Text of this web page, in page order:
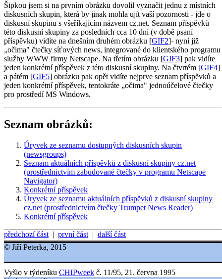
Šipkou jsem si na prvním obrázku dovolil vyznačit jednu z místních
diskusních skupin, která by jinak mohla ujít vaší pozornosti - jde o
diskusní skupinu s všeříkajícím názvem cz.net. Seznam příspěvků
této diskusní skupiny za posledních cca 10 dní (v době psaní
příspěvku) vidíte na dnešním druhém obrázku [GIF2]- nyní již
„očima" čtečky síťových news, integrované do klientského programu
služby WWW firmy Netscape. Na třetím obrázku [GIF3] pak vidíte
jeden konkrétní příspěvek z této diskusní skupiny. Na čtvrtém [GIF4]
a pátém [GIF5] obrázku pak opět vidíte nejprve seznam příspěvků a
jeden konkrétní příspěvek, tentokráte „očima" jednoúčelové čtečky
pro prostředí MS Windows.
Seznam obrázků:
Úryvek ze seznamu dostupných diskusních skupin
(newsgroups)
Seznam aktuálních příspěvků z diskusní skupiny cz.net
(prostřednictvím zabudované čtečky v programu Netscape
Navigator)
Konkrétní příspěvek
Úryvek ze seznamu aktuálních příspěvků z diskusní skupiny
cz.net (prostřednictvím čtečky Trumpet News Reader)
Konkrétní příspěvek
předchozí část | první část | další část
© Jiří Peterka, 2015
Vyšlo v týdeníku CHIPweek č. 11/95, 21. června 1995